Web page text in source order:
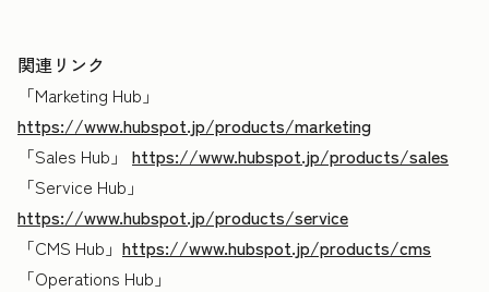
関連リンク
「Marketing Hub」
https://www.hubspot.jp/products/marketing
「Sales Hub」 https://www.hubspot.jp/products/sales
「Service Hub」
https://www.hubspot.jp/products/service
「CMS Hub」 https://www.hubspot.jp/products/cms
「Operations Hub」